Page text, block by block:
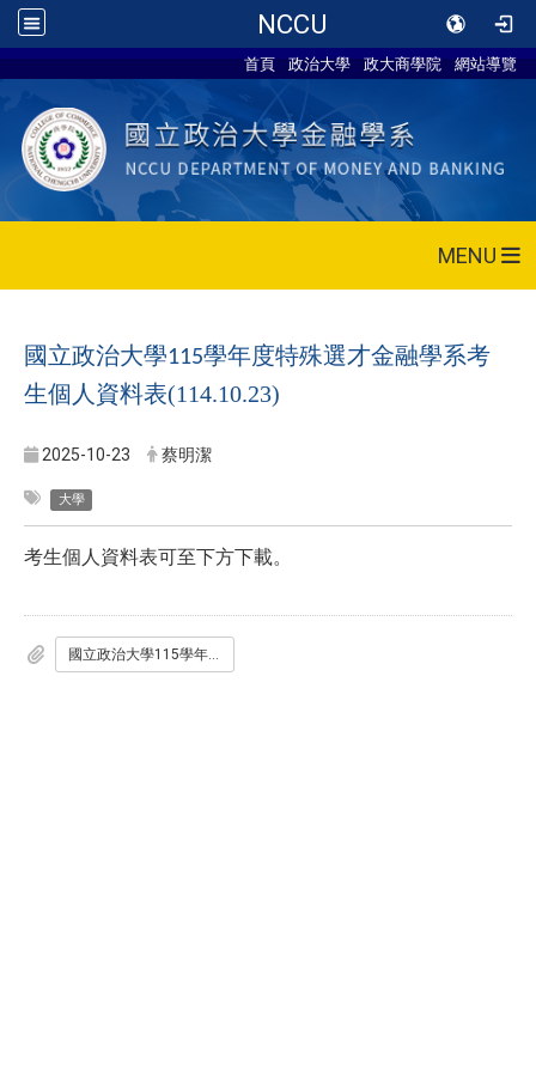
NCCU
首頁 政治大學 政大商學院 網站導覽
MENU
國立政治大學115學年度特殊選才金融學系考
生個人資料表(114.10.23)
2025-10-23 蔡明潔
大學
考生個人資料表可至下方下載。
國立政治大學115學年度金融系特殊選才個人資料表